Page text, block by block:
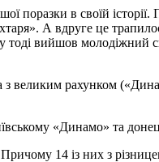
поразки в своїй
А вдруге це
вийшов
великим рахунком
«Динамо» та
14 із них з